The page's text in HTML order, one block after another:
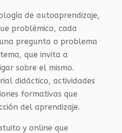
de autoaprendizaje,
problémico, cada
pregunta o problema
que invita a
sobre el mismo.
didáctico, actividades
formativas que
del aprendizaje.
y online que